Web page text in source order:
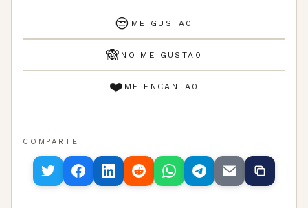
😒 ME GUSTA 0
🙈 NO ME GUSTA 0
❤️ ME ENCANTA 0
COMPARTE